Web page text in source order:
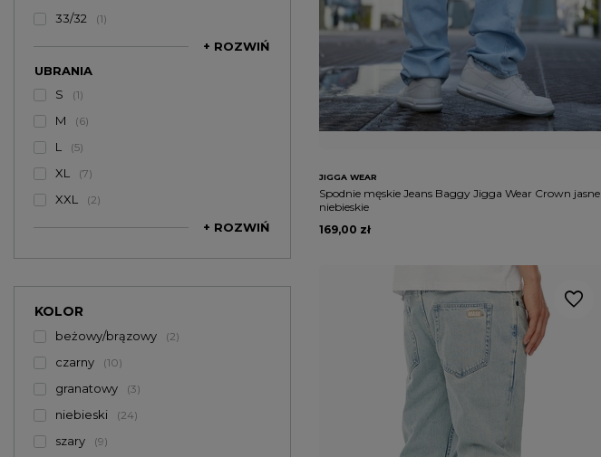
33/32 1
+ ROZWIŃ
UBRANIA
S
1
M 6
L 5
XL 7
XXL 2
+ ROZWIŃ
KOLOR
beżowy/brązowy 2
czarny 10
granatowy 3
niebieski 24
szary 9
JIGGA WEAR
Spodnie męskie Jeans Baggy Jigga Wear Crown jasne
niebieskie
169,00 zł